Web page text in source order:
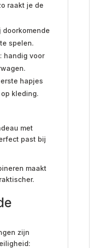
raakt je de
doorkomende
spelen.
handig voor
hapjes
kleding.
met
past bij
maakt
zijn